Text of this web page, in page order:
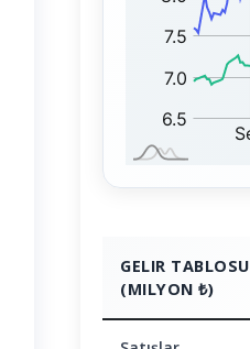
GELIR TABLOSU
(MILYON ₺)